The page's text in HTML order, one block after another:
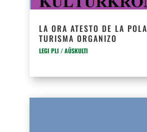
LA ORA ATESTO DE LA POLA
TURISMA ORGANIZO
LEGI PLI / AŬSKULTI